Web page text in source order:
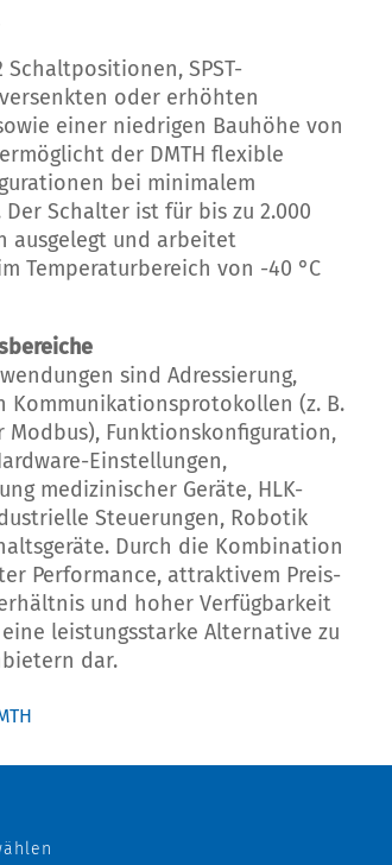
Schaltpositionen, SPST-
oder erhöhten
einer niedrigen Bauhöhe von
der DMTH flexible
bei minimalem
Der Schalter ist für bis zu 2.000
ausgelegt und arbeitet
Temperaturbereich von -40 °C
sind Adressierung,
Kommunikationsprotokollen (z. B.
Modbus), Funktionskonfiguration,
Einstellungen,
medizinischer Geräte, HLK-
Steuerungen, Robotik
Durch die Kombination
Performance, attraktivem Preis-
und hoher Verfügbarkeit
leistungsstarke Alternative zu
dar.